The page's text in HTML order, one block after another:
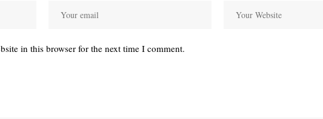
in this browser for the next time I comment.